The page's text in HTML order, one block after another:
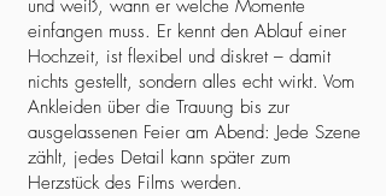
und weiß, wann er welche Momente
einfangen muss. Er kennt den Ablauf einer
Hochzeit, ist flexibel und diskret – damit
nichts gestellt, sondern alles echt wirkt. Vom
Ankleiden über die Trauung bis zur
ausgelassenen Feier am Abend: Jede Szene
zählt, jedes Detail kann später zum
Herzstück des Films werden.